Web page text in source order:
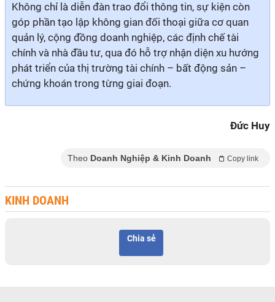
Không chỉ là diễn đàn trao đổi thông tin, sự kiện còn
góp phần tạo lập không gian đối thoại giữa cơ quan
quản lý, cộng đồng doanh nghiệp, các định chế tài
chính và nhà đầu tư, qua đó hỗ trợ nhận diện xu hướng
phát triển của thị trường tài chính – bất động sản –
chứng khoán trong từng giai đoạn.
Đức Huy
Theo Doanh Nghiệp & Kinh Doanh Copy link
KINH DOANH
Chia sẻ